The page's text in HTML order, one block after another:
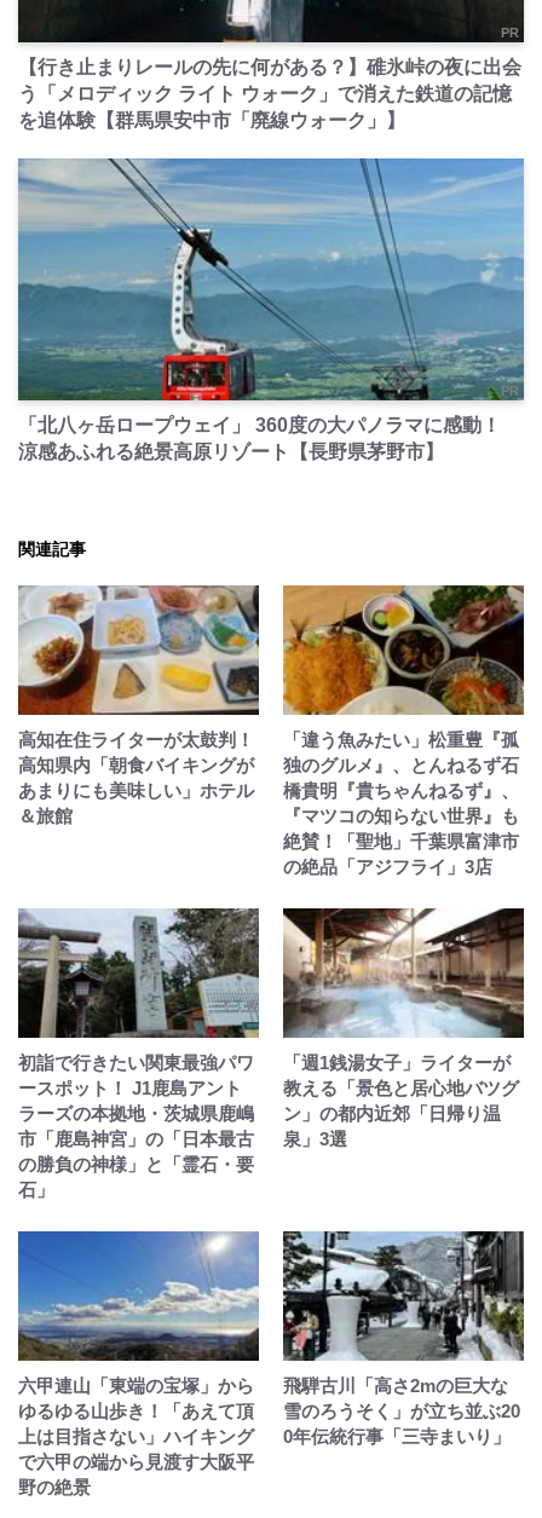
PR
【行き止まりレールの先に何がある？】碓氷峠の夜に出会
う「メロディック ライト ウォーク」で消えた鉄道の記憶
を追体験【群馬県安中市「廃線ウォーク」】
PR
「北八ヶ岳ロープウェイ」 360度の大パノラマに感動！
涼感あふれる絶景高原リゾート【長野県茅野市】
関連記事
高知在住ライターが太鼓判！
高知県内「朝食バイキングが
あまりにも美味しい」ホテル
＆旅館
「違う魚みたい」松重豊『孤
独のグルメ』、とんねるず石
橋貴明『貴ちゃんねるず』、
『マツコの知らない世界』も
絶賛！「聖地」千葉県富津市
の絶品「アジフライ」3店
初詣で行きたい関東最強パワ
ースポット！ J1鹿島アント
ラーズの本拠地・茨城県鹿嶋
市「鹿島神宮」の「日本最古
の勝負の神様」と「霊石・要
石」
「週1銭湯女子」ライターが
教える「景色と居心地バツグ
ン」の都内近郊「日帰り温
泉」3選
六甲連山「東端の宝塚」から
ゆるゆる山歩き！「あえて頂
上は目指さない」ハイキング
で六甲の端から見渡す大阪平
野の絶景
飛騨古川「高さ2mの巨大な
雪のろうそく」が立ち並ぶ20
0年伝統行事「三寺まいり」